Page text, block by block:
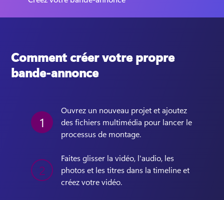
Comment créer votre propre
bande-annonce
1
Ouvrez un nouveau projet et ajoutez
des fichiers multimédia pour lancer le
2
Faites glisser la vidéo, l'audio, les
photos et les titres dans la timeline et
créez votre vidéo.